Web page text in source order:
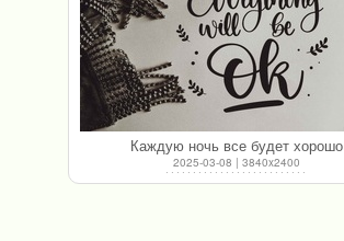
Каждую ночь все будет хорошо
2025-03-08 | 3840x2400